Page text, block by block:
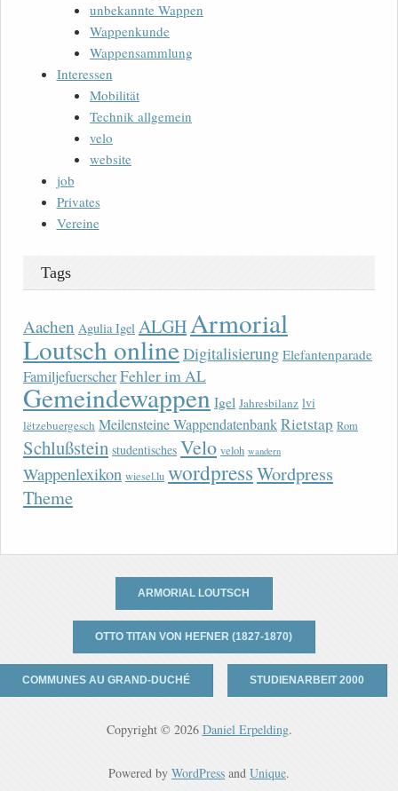
unbekannte Wappen
Wappenkunde
Wappensammlung
Interessen
Mobilität
Technik allgemein
velo
website
job
Privates
Vereine
Tags
Aachen Agulia Igel ALGHArmorial
Loutsch onlineDigitalisierung Elefantenparade
FamiljefuerscherFehler im AL
Gemeindewappen Igel Jahresbilanz lvi
lëtzebuergesch Meilensteine WappendatenbankRietstap Rom
Schlußstein studentisches Velo veloh wandern
Wappenlexikon wiesel.lu wordpressWordpress
Theme
ARMORIAL LOUTSCH
OTTO TITAN VON HEFNER (1827-1870)
COMMUNES AU GRAND-DUCHÉ STUDIENARBEIT 2000
Copyright © 2026 Daniel Erpelding.
Powered by WordPress and Unique.